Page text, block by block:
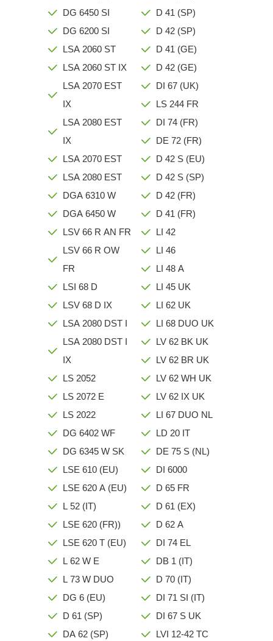
DG 6450 SI
DG 6200 SI
LSA 2060 ST
LSA 2060 ST IX
LSA 2070 EST
IX
LSA 2080 EST
IX
LSA 2070 EST
LSA 2080 EST
DGA 6310 W
DGA 6450 W
LSV 66 R AN FR
LSV 66 R OW
FR
LSI 68 D
LSV 68 D IX
LSA 2080 DST I
LSA 2080 DST I
IX
LS 2052
LS 2072 E
LS 2022
DG 6402 WF
DG 6345 W SK
LSE 610 (EU)
LSE 620 A (EU)
L 52 (IT)
LSE 620 (FR))
LSE 620 T (EU)
L 62 W E
L 73 W DUO
DG 6 (EU)
D 61 (SP)
DA 62 (SP)
D 41 (SP)
D 42 (SP)
D 41 (GE)
D 42 (GE)
DI 67 (UK)
LS 244 FR
DI 74 (FR)
DE 72 (FR)
D 42 S (EU)
D 42 S (SP)
D 42 (FR)
D 41 (FR)
LI 42
LI 46
LI 48 A
LI 45 UK
LI 62 UK
LI 68 DUO UK
LV 62 BK UK
LV 62 BR UK
LV 62 WH UK
LV 62 IX UK
LI 67 DUO NL
LD 20 IT
DE 75 S (NL)
DI 6000
D 65 FR
D 61 (EX)
D 62 A
DI 74 EL
DB 1 (IT)
D 70 (IT)
DI 71 SI (IT)
DI 67 S UK
LVI 12-42 TC